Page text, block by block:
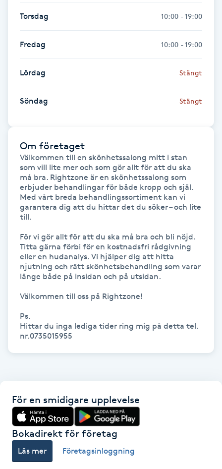
Healing
Herrklippning
HIFU
Hollywood Peel
Hot yoga
Hudföryngring
Huduppstramning
Hyaluronsyra
Hyperhidros
Hypnos
Hårborttagning
Hårförlängning
Hårvård
Hälsa
Torsdag 10:00 - 19:00
Fredag 10:00 - 19:00
Lördag Stängt
Söndag Stängt
Om företaget
Välkommen till en skönhetssalong mitt i stan
som vill lite mer och som gör allt för att du ska
må bra. Rightzone är en skönhetssalong som
erbjuder behandlingar för både kropp och själ.
Med vårt breda behandlingssortiment kan vi
garantera dig att du hittar det du söker – och lite
till.
För vi gör allt för att du ska må bra och bli nöjd.
Titta gärna förbi för en kostnadsfri rådgivning
eller en hudanalys. Vi hjälper dig att hitta
njutning och rätt skönhetsbehandling som varar
länge både på insidan och på utsidan.
Välkommen till oss på Rightzone!
Ps.
Hittar du inga lediga tider ring mig på detta tel.
nr.0735015955
För en smidigare upplevelse
Bokadirekt för företag
Läs mer Företagsinloggning